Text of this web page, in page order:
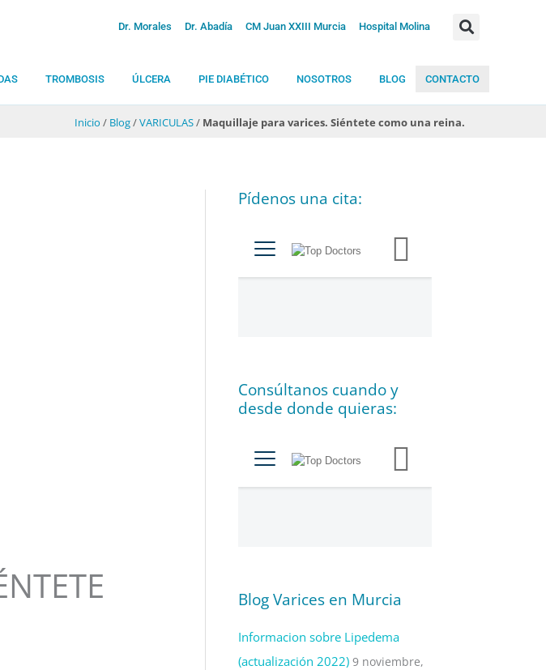
Dr. Morales Dr. Abadía CM Juan XXIII Murcia Hospital Molina
TROMBOSIS ÚLCERA PIE DIABÉTICO NOSOTROS BLOG CONTACTO
Inicio / Blog/VARICULAS/ Maquillaje para varices. Siéntete como una reina.
Pídenos una cita:
Consúltanos cuando y
desde donde quieras:
Blog Varices en Murcia
Informacion sobre Lipedema
(actualización 2022) 9 noviembre,
C
e
a